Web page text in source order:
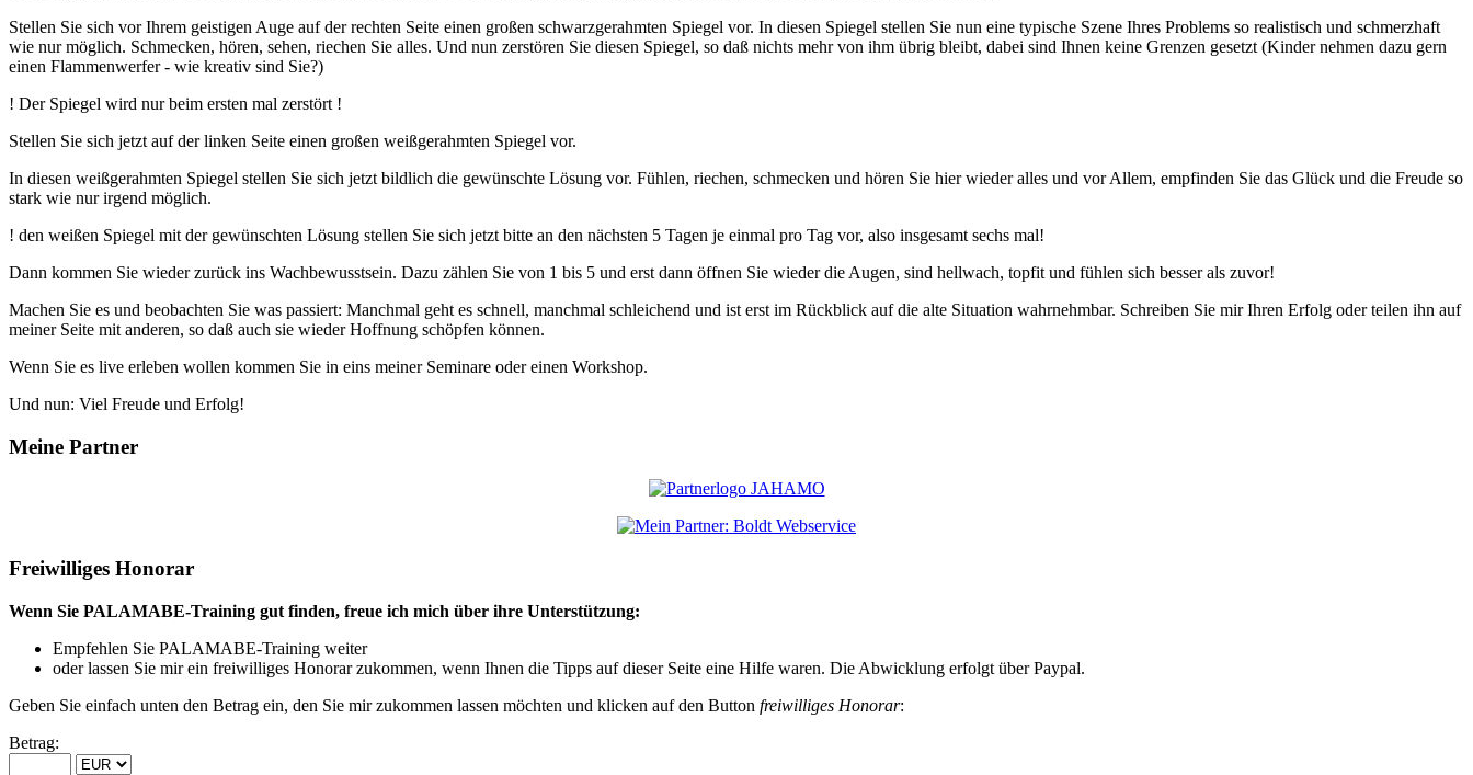
Stellen Sie sich vor Ihrem geistigen Auge auf der rechten Seite einen großen schwarzgerahmten Spiegel vor. In diesen Spiegel stellen Sie nun eine typische Szene Ihres Problems so realistisch und schmerzhaft
wie nur möglich. Schmecken, hören, sehen, riechen Sie alles. Und nun zerstören Sie diesen Spiegel, so daß nichts mehr von ihm übrig bleibt, dabei sind Ihnen keine Grenzen gesetzt (Kinder nehmen dazu gern
einen Flammenwerfer - wie kreativ sind Sie?)
! Der Spiegel wird nur beim ersten mal zerstört !
Stellen Sie sich jetzt auf der linken Seite einen großen weißgerahmten Spiegel vor.
In diesen weißgerahmten Spiegel stellen Sie sich jetzt bildlich die gewünschte Lösung vor. Fühlen, riechen, schmecken und hören Sie hier wieder alles und vor Allem, empfinden Sie das Glück und die Freude so
stark wie nur irgend möglich.
! den weißen Spiegel mit der gewünschten Lösung stellen Sie sich jetzt bitte an den nächsten 5 Tagen je einmal pro Tag vor, also insgesamt sechs mal!
Dann kommen Sie wieder zurück ins Wachbewusstsein. Dazu zählen Sie von 1 bis 5 und erst dann öffnen Sie wieder die Augen, sind hellwach, topfit und fühlen sich besser als zuvor!
Machen Sie es und beobachten Sie was passiert: Manchmal geht es schnell, manchmal schleichend und ist erst im Rückblick auf die alte Situation wahrnehmbar. Schreiben Sie mir Ihren Erfolg oder teilen ihn auf
meiner Seite mit anderen, so daß auch sie wieder Hoffnung schöpfen können.
Wenn Sie es live erleben wollen kommen Sie in eins meiner Seminare oder einen Workshop.
Und nun: Viel Freude und Erfolg!
Meine Partner
Freiwilliges Honorar
Wenn Sie PALAMABE-Training gut finden, freue ich mich über ihre Unterstützung:
Empfehlen Sie PALAMABE-Training weiter
oder lassen Sie mir ein freiwilliges Honorar zukommen, wenn Ihnen die Tipps auf dieser Seite eine Hilfe waren. Die Abwicklung erfolgt über Paypal.
Geben Sie einfach unten den Betrag ein, den Sie mir zukommen lassen möchten und klicken auf den Button freiwilliges Honorar:
Betrag: